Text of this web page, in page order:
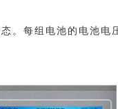
。每组电池的电池电